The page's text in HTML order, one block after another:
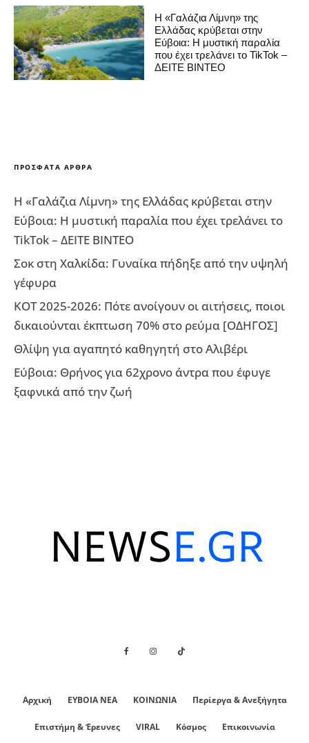
Η «Γαλάζια Λίμνη» της
Ελλάδας κρύβεται στην
Εύβοια: Η μυστική παραλία
που έχει τρελάνει το TikTok –
ΔΕΙΤΕ ΒΙΝΤΕΟ
ΠΡΌΣΦΑΤΑ ΆΡΘΡΑ
Η «Γαλάζια Λίμνη» της Ελλάδας κρύβεται στην
Εύβοια: Η μυστική παραλία που έχει τρελάνει το
TikTok – ΔΕΙΤΕ ΒΙΝΤΕΟ
Σοκ στη Χαλκίδα: Γυναίκα πήδηξε από την υψηλή
γέφυρα
ΚΟΤ 2025-2026: Πότε ανοίγουν οι αιτήσεις, ποιοι
δικαιούνται έκπτωση 70% στο ρεύμα [ΟΔΗΓΟΣ]
Θλίψη για αγαπητό καθηγητή στο Αλιβέρι
Εύβοια: Θρήνος για 62χρονο άντρα που έφυγε
ξαφνικά από την ζωή
Αρχική ΕΥΒΟΙΑ ΝΕΑ ΚΟΙΝΩΝΙΑ Περίεργα & Ανεξήγητα
Επιστήμη & Έρευνες VIRAL Κόσμος Επικοινωνία